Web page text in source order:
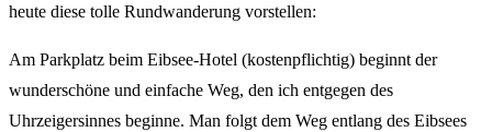
heute diese tolle Rundwanderung vorstellen:
Am Parkplatz beim Eibsee-Hotel (kostenpflichtig) beginnt der
wunderschöne und einfache Weg, den ich entgegen des
Uhrzeigersinnes beginne. Man folgt dem Weg entlang des Eibsees